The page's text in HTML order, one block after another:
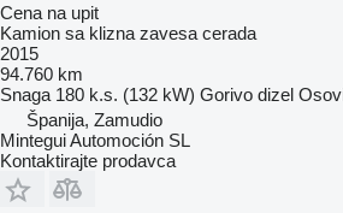
Cena na upit
Kamion sa klizna zavesa cerada
2015
94.760 km
Snaga 180 k.s. (132 kW) Gorivo dizel
Španija, Zamudio
Mintegui Automoción SL
Kontaktirajte prodavca